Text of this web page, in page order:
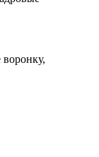
воронку,